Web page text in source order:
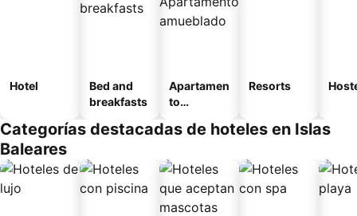
Hotel
Bed and
breakfasts
Apartamen
to
o
Resorts
Categorías destacadas de hoteles en Islas
Baleares